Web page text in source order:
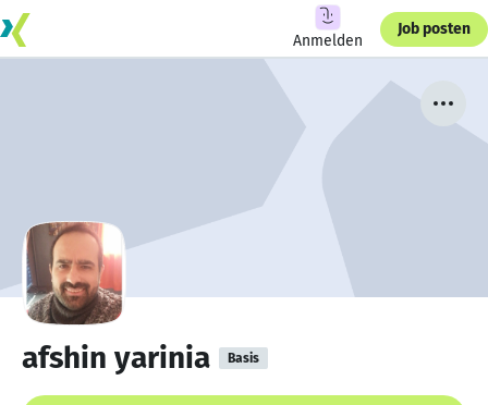
Anmelden
Job posten
afshin yarinia Basis